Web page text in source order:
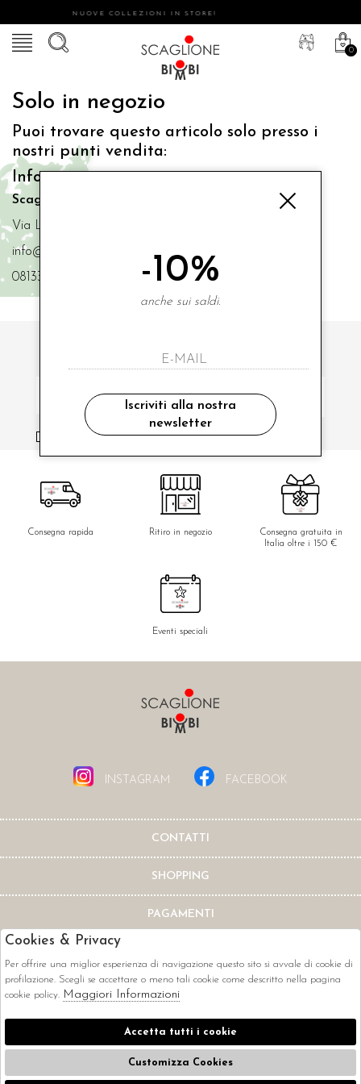
NUOVE COLLEZIONI IN STORE!
0
Solo in negozio
Puoi trovare questo articolo solo presso i
nostri punti vendita:
Info contatti
Scaglione Bimbi di Iacono Maria Angela
Via Luigi Mazzella,73 80077 Ischia
info@scaglionebimbi.com
0813331162
ISCRIVITI ALLA NOSTRA NEWSLETTER
ho letto ed accettato le condizioni sulla privacy.
Consegna rapida Ritiro in negozio
Consegna gratuita in
Italia oltre i 150 €
Eventi speciali
INSTAGRAM FACEBOOK
CONTATTI
SHOPPING
PAGAMENTI
CORRIERI
-10%
anche sui saldi.
Iscriviti alla nostra
newsletter
Cookies & Privacy
Per offrire una miglior esperienza di navigazione questo sito si avvale di cookie di
profilazione. Scegli se accettare o meno tali cookie come descritto nella pagina
cookie policy. Maggiori Informazioni
Accetta tutti i cookie
Customizza Cookies